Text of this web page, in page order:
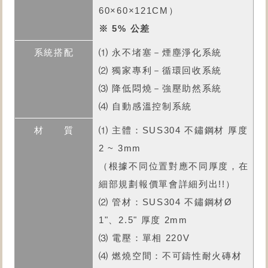
60×60×121CM）
※ 5% 公差
⑴ 永不堵塞－煙塵淨化系統
⑵ 獨家專利－循環回收系統
⑶ 降低悶燒－強壓助然系統
⑷ 自動感溫控制系統
⑴ 主體：SUS304 不鏽鋼材 厚度
2 ~ 3mm
（根據不同位置對應不同厚度，在
細部規劃報價單會詳細列出!!）
⑵ 管材：SUS304 不鏽鋼材Ø
1"、2.5" 厚度 2mm
⑶ 電壓：單相 220V
⑷ 燃燒空間：不可鑄性耐火磚材